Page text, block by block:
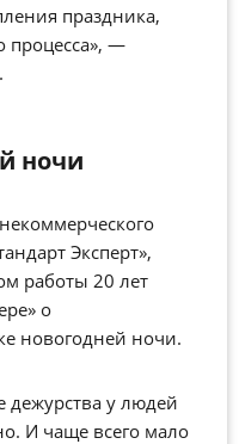
праздника,
процесса», —
ночи
Эксперт»,
работы 20 лет
о
новогодней ночи.
у людей
И чаще всего мало